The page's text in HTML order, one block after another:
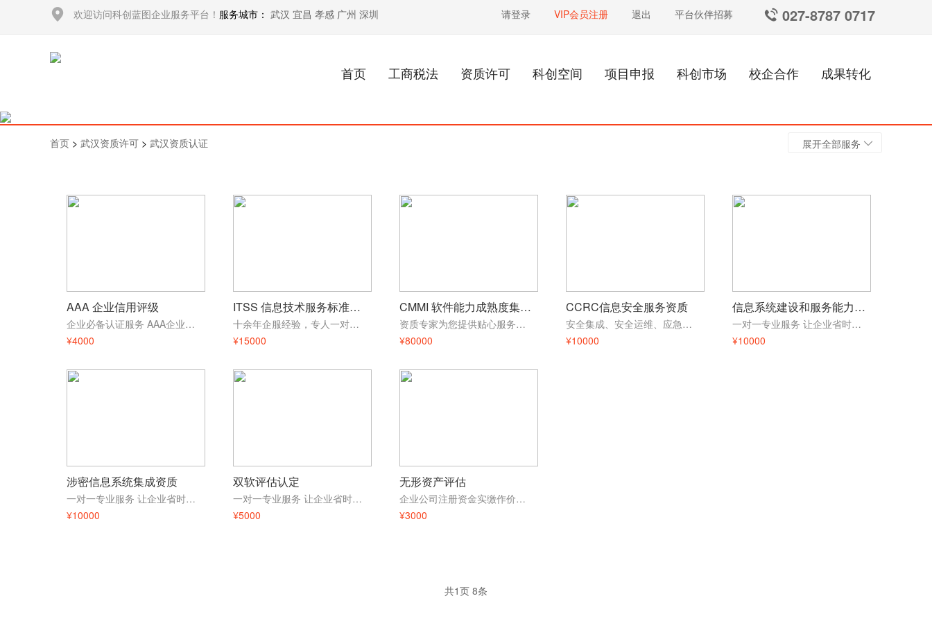
欢迎访问科创蓝图企业服务平台！ 服务城市： 武汉 宜昌 孝感 广州 深圳 请登录 VIP会员注册 退出 平台伙伴招募 027-8787 0717
首页 工商税法 资质许可 科创空间 项目申报 科创市场 校企合作 成果转化
首页 > 武汉资质许可 > 武汉资质认证 展开全部服务
AAA 企业信用评级
企业必备认证服务 AAA企业信用等级 投标入围，增强信誉
¥4000
ITSS 信息技术服务标准资质
十余年企服经验，专人一对一服务
¥15000
CMMI 软件能力成熟度集成模型
资质专家为您提供贴心服务，无其他隐形消费
¥80000
CCRC信息安全服务资质
安全集成、安全运维、应急处理、风险评估、灾难备份与恢复、安全软件开发、网络安全审计、工业控制系统安全
¥10000
信息系统建设和服务能力评估CS
一对一专业服务 让企业省时省力通过率高
¥10000
涉密信息系统集成资质
一对一专业服务 让企业省时省力 ，通过率高 政府认可
¥10000
双软评估认定
一对一专业服务 让企业省时省力通过率高
¥5000
无形资产评估
企业公司注册资金实缴作价出资
¥3000
共1页 8条